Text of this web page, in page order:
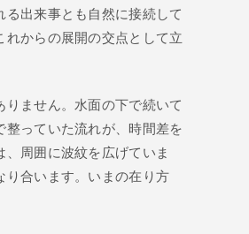
出来事とも自然に接続して
からの展開の交点として立
ません。水面の下で続いて
っていた流れが、時間差を
周囲に波紋を広げていま
り合います。いまの在り方